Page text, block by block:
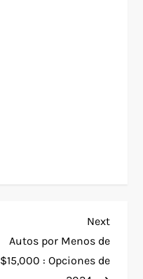
Next
Post
Next
Autos por Menos de
$15,000 : Opciones de